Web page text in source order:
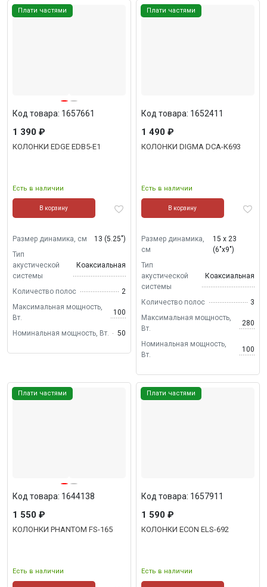
Плати частями
КОЛОНКИ EDGE EDB5-E1
Есть в наличии
Код товара: 1657661
1 390 ₽
В корзину
Размер динамика, см
13 (5.25")
Тип
акустической
системы
Коаксиальная
Количество полос
2
Максимальная мощность,
Вт.
100
Номинальная мощность, Вт. 50
Плати частями
КОЛОНКИ DIGMA DCA-K693
Есть в наличии
Код товара: 1652411
1 490 ₽
В корзину
Размер динамика,
см
15 х 23
(6"х9")
Тип
акустической
системы
Коаксиальная
Количество полос
3
Максимальная мощность,
Вт.
280
Номинальная мощность,
Вт.
100
Плати частями
КОЛОНКИ PHANTOM FS-165
Есть в наличии
Код товара: 1644138
1 550 ₽
Плати частями
КОЛОНКИ ECON ELS-692
Есть в наличии
Код товара: 1657911
1 590 ₽